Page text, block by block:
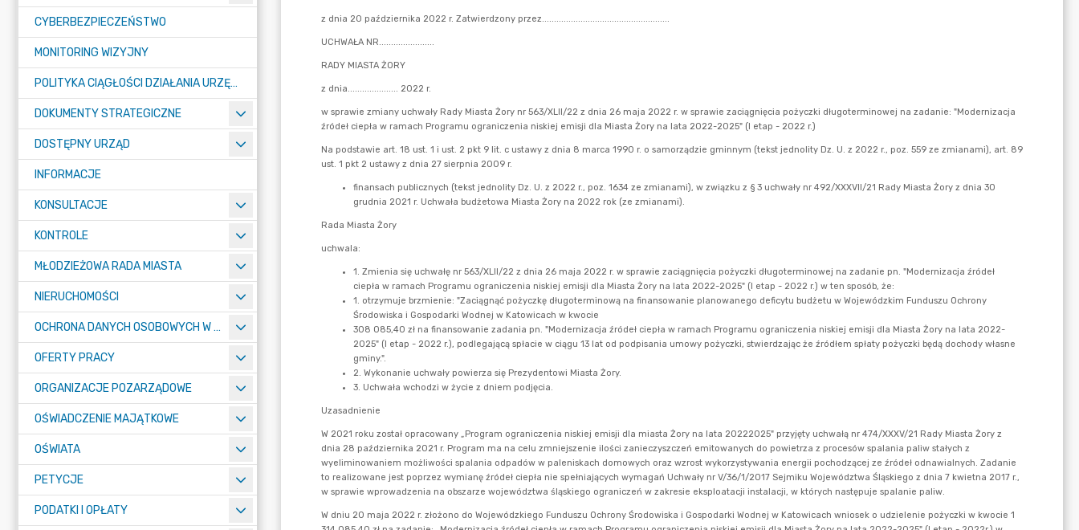
CYBERBEZPIECZEŃSTWO
MONITORING WIZYJNY
POLITYKA CIĄGŁOŚCI DZIAŁANIA URZĘDU MIASTA ŻORY
DOKUMENTY STRATEGICZNE
DOSTĘPNY URZĄD
INFORMACJE
KONSULTACJE
KONTROLE
MŁODZIEŻOWA RADA MIASTA
NIERUCHOMOŚCI
OCHRONA DANYCH OSOBOWYCH W URZĘDZIE MIASTA ŻORY - RODO
OFERTY PRACY
ORGANIZACJE POZARZĄDOWE
OŚWIADCZENIE MAJĄTKOWE
OŚWIATA
PETYCJE
PODATKI I OPŁATY